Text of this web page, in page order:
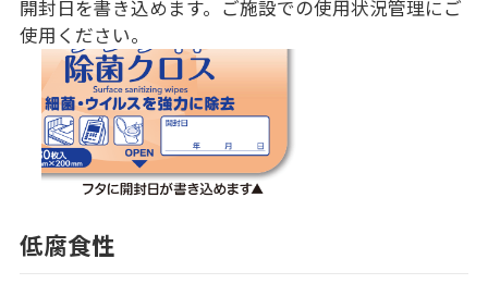
開封日を書き込めます。ご施設での使用状況管理にご
使用ください。
低腐食性